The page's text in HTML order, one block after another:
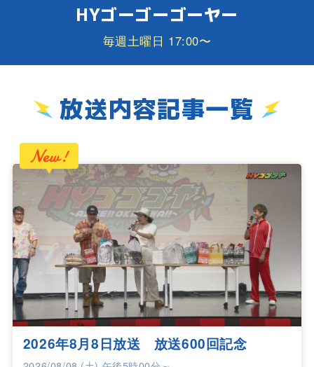
HYゴーゴーゴーヤー
毎週土曜日 17:00〜
放送内容記事一覧
2026年8月8日放送 放送600回記念